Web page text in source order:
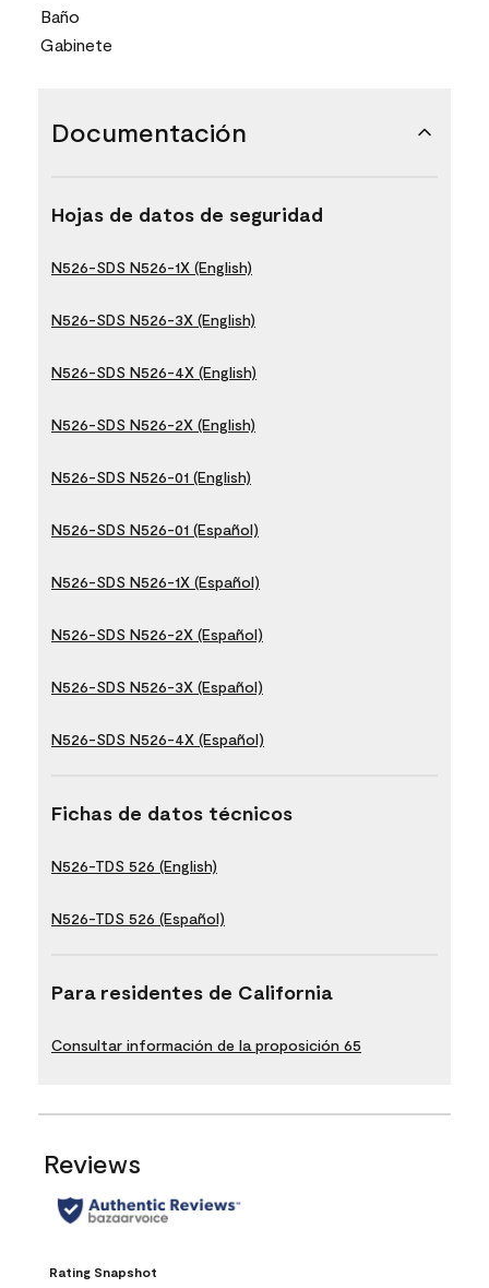
Baño
Gabinete
Documentación
Hojas de datos de seguridad
N526-SDS N526-1X (English)
N526-SDS N526-3X (English)
N526-SDS N526-4X (English)
N526-SDS N526-2X (English)
N526-SDS N526-01 (English)
N526-SDS N526-01 (Español)
N526-SDS N526-1X (Español)
N526-SDS N526-2X (Español)
N526-SDS N526-3X (Español)
N526-SDS N526-4X (Español)
Fichas de datos técnicos
N526-TDS 526 (English)
N526-TDS 526 (Español)
Para residentes de California
Consultar información de la proposición 65
Reviews
Rating Snapshot